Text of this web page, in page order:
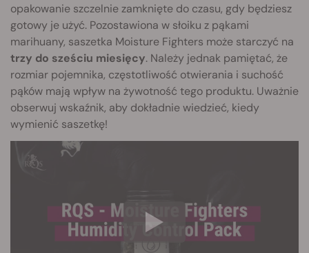
opakowanie szczelnie zamknięte do czasu, gdy będziesz
gotowy je użyć. Pozostawiona w słoiku z pąkami
marihuany, saszetka Moisture Fighters może starczyć na
trzy do sześciu miesięcy. Należy jednak pamiętać, że
rozmiar pojemnika, częstotliwość otwierania i suchość
pąków mają wpływ na żywotność tego produktu. Uważnie
obserwuj wskaźnik, aby dokładnie wiedzieć, kiedy
wymienić saszetkę!